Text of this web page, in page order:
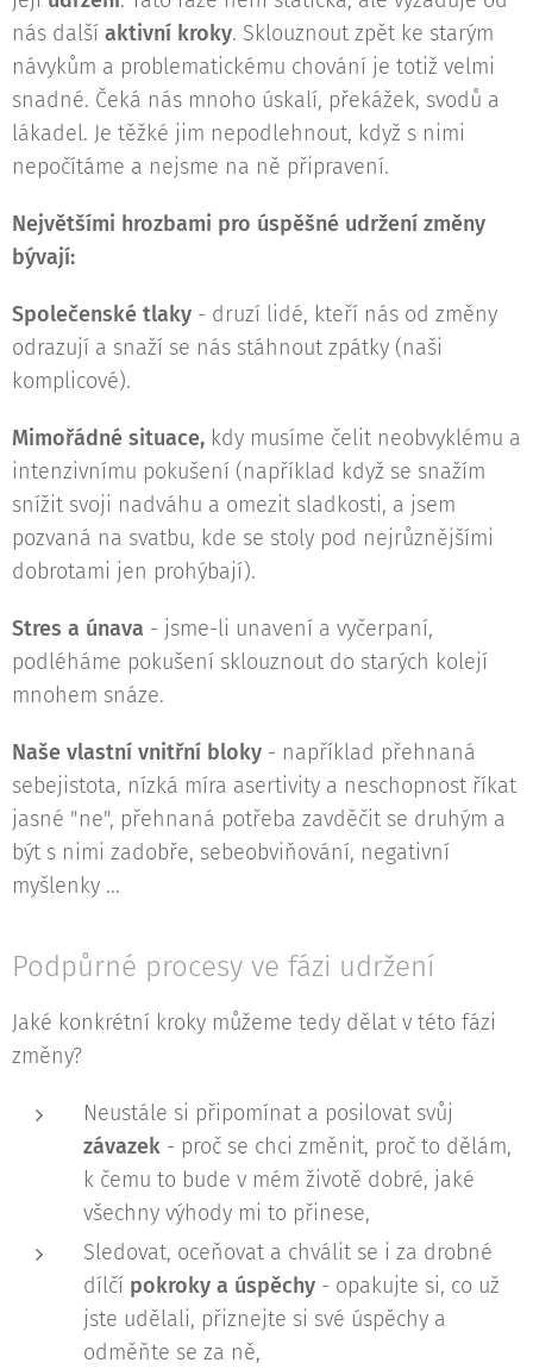
nás další aktivní kroky. Sklouznout zpět ke starým
návykům a problematickému chování je totiž velmi
snadné. Čeká nás mnoho úskalí, překážek, svodů a
lákadel. Je těžké jim nepodlehnout, když s nimi
nepočítáme a nejsme na ně připravení.
Největšími hrozbami pro úspěšné udržení změny
bývají:
Společenské tlaky - druzí lidé, kteří nás od změny
odrazují a snaží se nás stáhnout zpátky (naši
komplicové).
Mimořádné situace, kdy musíme čelit neobvyklému a
intenzivnímu pokušení (například když se snažím
snížit svoji nadváhu a omezit sladkosti, a jsem
pozvaná na svatbu, kde se stoly pod nejrůznějšími
dobrotami jen prohýbají).
Stres a únava - jsme-li unavení a vyčerpaní,
podléháme pokušení sklouznout do starých kolejí
mnohem snáze.
Naše vlastní vnitřní bloky - například přehnaná
sebejistota, nízká míra asertivity a neschopnost říkat
jasné "ne", přehnaná potřeba zavděčit se druhým a
být s nimi zadobře, sebeobviňování, negativní
myšlenky ...
Podpůrné procesy ve fázi udržení
Jaké konkrétní kroky můžeme tedy dělat v této fázi
změny?
Neustále si připomínat a posilovat svůj
závazek - proč se chci změnit, proč to dělám,
k čemu to bude v mém životě dobré, jaké
všechny výhody mi to přinese,
Sledovat, oceňovat a chválit se i za drobné
dílčí pokroky a úspěchy - opakujte si, co už
jste udělali, přiznejte si své úspěchy a
odměňte se za ně,